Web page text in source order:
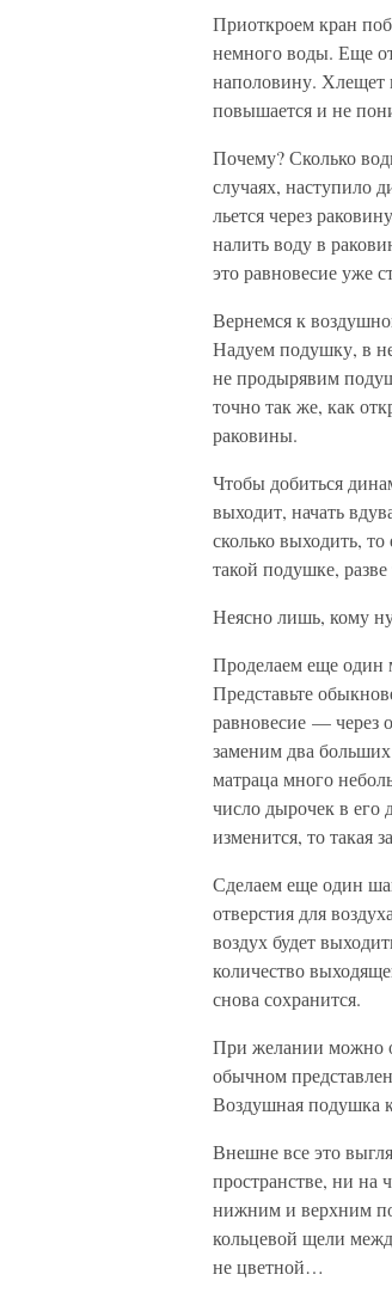
Приоткроем кран
немного воды. Еще
наполовину. Хлещет
повышается и не
Почему? Сколько
случаях, наступило
льется через
налить воду в
это равновесие уже
Вернемся к
Надуем подушку, в
не продырявим
точно так же, как
раковины.
Чтобы добиться
выходит, начать
сколько выходить,
такой подушке,
Неясно лишь, кому
Проделаем еще один
Представьте
равновесие — через
заменим два
матраца много
число дырочек в его
изменится, то такая
Сделаем еще один
отверстия для
воздух будет
количество
снова сохранится.
При желании можно
обычном
Воздушная подушка
Внешне все это
пространстве, ни на
нижним и верхним
кольцевой щели
не цветной…